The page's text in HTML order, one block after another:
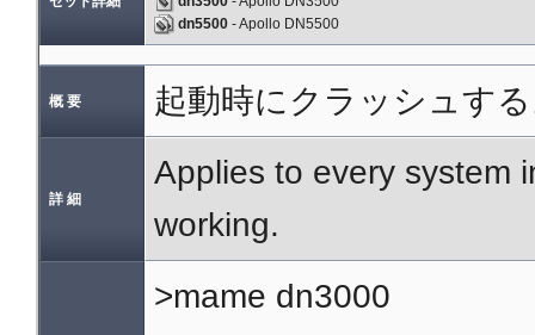
dn5500 - Apollo DN5500
概 要 起動時にクラッシュす
詳 細
Applies to every system
working.
>mame dn3000